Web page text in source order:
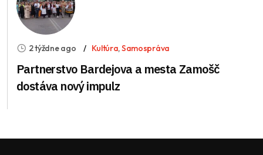
2 týždne ago Kultúra,Samospráva
Partnerstvo Bardejova a mesta Zamošč
dostáva nový impulz